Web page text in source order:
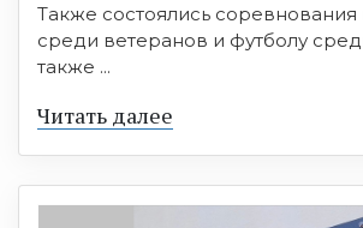
Также состоялись
среди ветеранов и футболу
также ...
Читать далее